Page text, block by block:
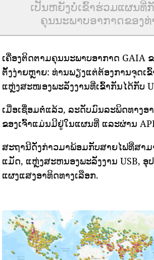
ເປັນຫຍັງບໍ່ເຂົ້າຮ່ວມແຜນທີ່
ຄຸນນະພາບອາກາດຂອງທ່
ເຄື່ອງຕິດຕາມຄຸນນະພາບອາກາດ GAIA
ຕັ້ງງ່າຍຫຼາຍ: ທ່ານພຽງແຕ່ຕ້ອງການຈຸດເ
ແຫຼ່ງສະໜອງພະລັງງານທີ່ເຂົ້າກັນໄດ້ກັບ
ເມື່ອເຊື່ອມຕໍ່ແລ້ວ, ລະດັບມົນລະພິດທາງອ
ຂອງເຈົ້າແມ່ນມີຢູ່ໃນແຜນທີ່ ແລະຜ່ານ
ສະຖານີດັ່ງກ່າວມາພ້ອມກັບສາຍໄຟທີ່ສາມ
ແມັດ, ແຫຼ່ງສະຫນອງພະລັງງານ USB, ອຸ
ແຜງແສງອາທິດທາງເລືອກ.